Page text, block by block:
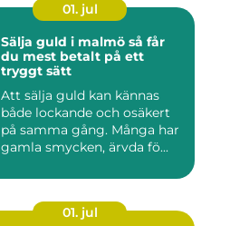
01. jul
Sälja guld i malmö så får
du mest betalt på ett
tryggt sätt
Att sälja guld kan kännas
både lockande och osäkert
på samma gång. Många har
gamla smycken, ärvda fö...
01. jul